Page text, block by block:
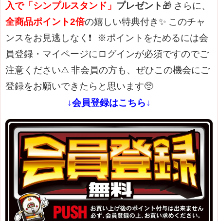
入で「シンプルスタンド」 プレゼント🎁 さらに、
全商品ポイント2倍の嬉しい特典付き✨ このチャ
ンスをお見逃しなく❗
※ポイントをためるには会
員登録・マイページにログインが必須ですのでご
注意ください⚠️ 非会員の方も、ぜひこの機会にご
登録をお願いできたらと思います🥺
↓会員登録はこちら↓